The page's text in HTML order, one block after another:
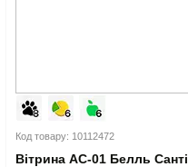
Код товару: 10112472
Вітрина АС-01 Белль Санті